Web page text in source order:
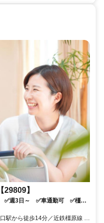
】
✅週3日～ ✅車通勤可 ✅橿原
務が可能な方歓迎 ✅応募条